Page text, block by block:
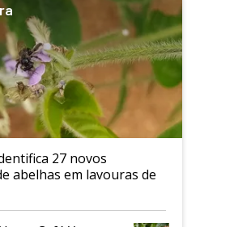
27 novos
abelhas em lavouras de